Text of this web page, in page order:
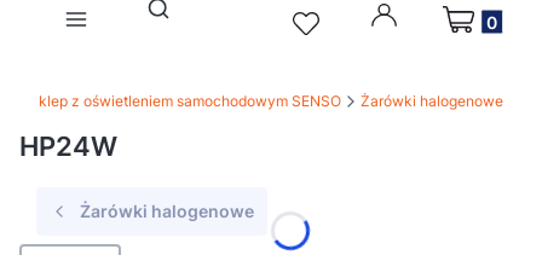
Otwórz wyszukiwarkę Produkty w
Sklep z oświetleniem samochodowym SENSO Żarówki halogenowe
HP24W
Żarówki halogenowe